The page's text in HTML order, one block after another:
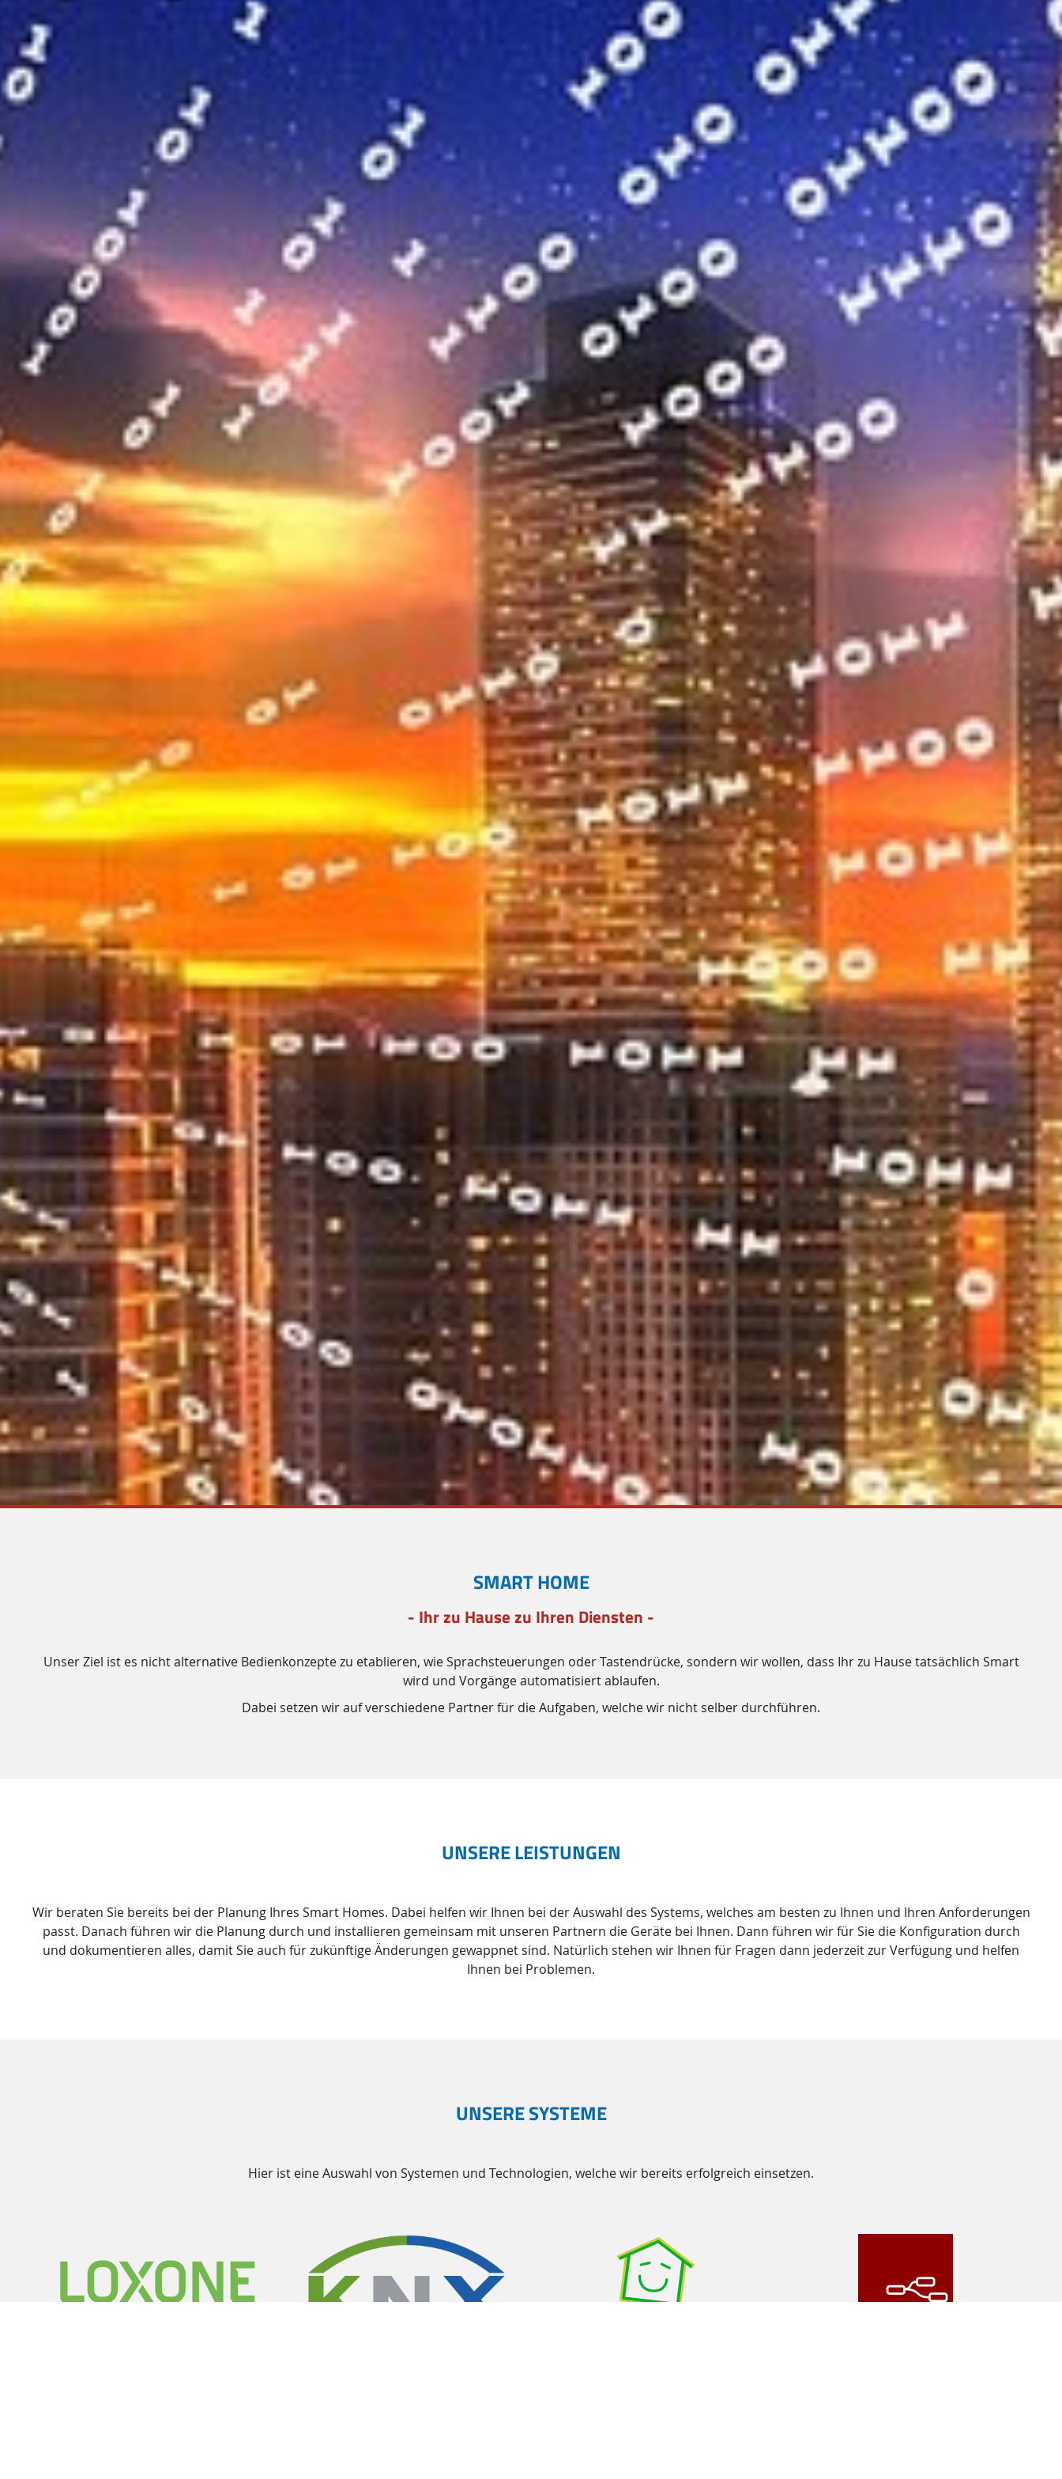
SMART HOME
- Ihr zu Hause zu Ihren Diensten -
Unser Ziel ist es nicht alternative Bedienkonzepte zu etablieren, wie Sprachsteuerungen oder Tastendrücke, sondern wir wollen, dass Ihr zu Hause tatsächlich Smart
wird und Vorgänge automatisiert ablaufen.
Dabei setzen wir auf verschiedene Partner für die Aufgaben, welche wir nicht selber durchführen.
UNSERE LEISTUNGEN
Wir beraten Sie bereits bei der Planung Ihres Smart Homes. Dabei helfen wir Ihnen bei der Auswahl des Systems, welches am besten zu Ihnen und Ihren Anforderungen
passt. Danach führen wir die Planung durch und installieren gemeinsam mit unseren Partnern die Geräte bei Ihnen. Dann führen wir für Sie die Konfiguration durch
und dokumentieren alles, damit Sie auch für zukünftige Änderungen gewappnet sind. Natürlich stehen wir Ihnen für Fragen dann jederzeit zur Verfügung und helfen
Ihnen bei Problemen.
UNSERE SYSTEME
Hier ist eine Auswahl von Systemen und Technologien, welche wir bereits erfolgreich einsetzen.